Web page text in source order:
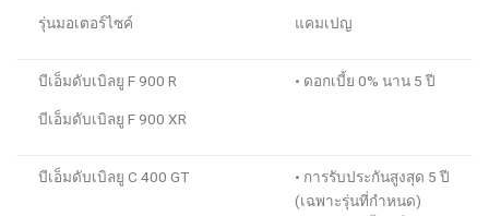
รุ่นมอเตอร์ไซค์ แคมเปญ
บีเอ็มดับเบิลยู F 900 R
บีเอ็มดับเบิลยู F 900 XR
• ดอกเบี้ย 0% นาน 5 ปี
บีเอ็มดับเบิลยู C 400 GT • การรับประกันสูงสุด 5 ปี
(เฉพาะรุ่นที่กำหนด)